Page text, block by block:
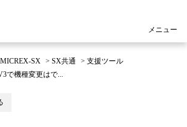
メニュー
MICREX-SX > SX共通 > 支援ツール
で機種変更はで...